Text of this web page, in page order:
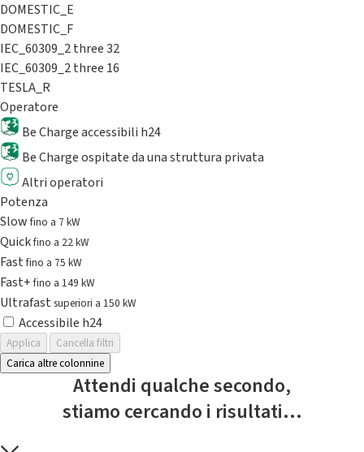
DOMESTIC_E
DOMESTIC_F
IEC_60309_2 three 32
IEC_60309_2 three 16
TESLA_R
Operatore
Be Charge accessibili h24
Be Charge ospitate da una struttura privata
Altri operatori
Potenza
Slowfino a 7 kW
Quickfino a 22 kW
Fastfino a 75 kW
Fast+fino a 149 kW
Ultrafast superiori a 150 kW
Accessibile h24
Applica
Cancella filtri
Carica altre colonnine
Attendi qualche secondo,
stiamo cercando i risultati...